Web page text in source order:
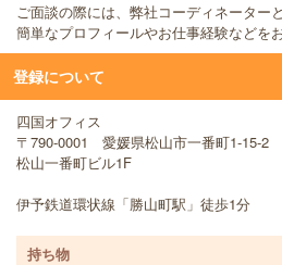
ご面談の際には、弊社コーディネーター
簡単なプロフィールやお仕事経験などを
登録について
四国オフィス
〒790-0001 愛媛県松山市一番町1-15-2
松山一番町ビル1F
伊予鉄道環状線「勝山町駅」徒歩1分
持ち物